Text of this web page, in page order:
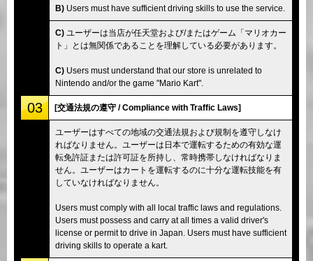
B) Users must have sufficient driving skills to use the service.
C) ユーザーは当店が任天堂および/またはゲーム「マリオカー
ト」とは無関係であることを理解している必要があります。
C) Users must understand that our store is unrelated to
Nintendo and/or the game "Mario Kart".
03 [交通法規の遵守 / Compliance with Traffic Laws]
ユーザーはすべての地域の交通法規および規制を遵守しなけ
ればなりません。ユーザーは日本で運転するための有効な運
転免許証または許可証を所持し、常時携帯しなければなりま
せん。ユーザーはカートを運転するのに十分な運転技能を有
していなければなりません。
Users must comply with all local traffic laws and regulations.
Users must possess and carry at all times a valid driver's
license or permit to drive in Japan. Users must have sufficient
driving skills to operate a kart.